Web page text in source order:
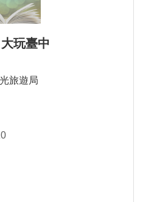
玩臺中
旅遊局